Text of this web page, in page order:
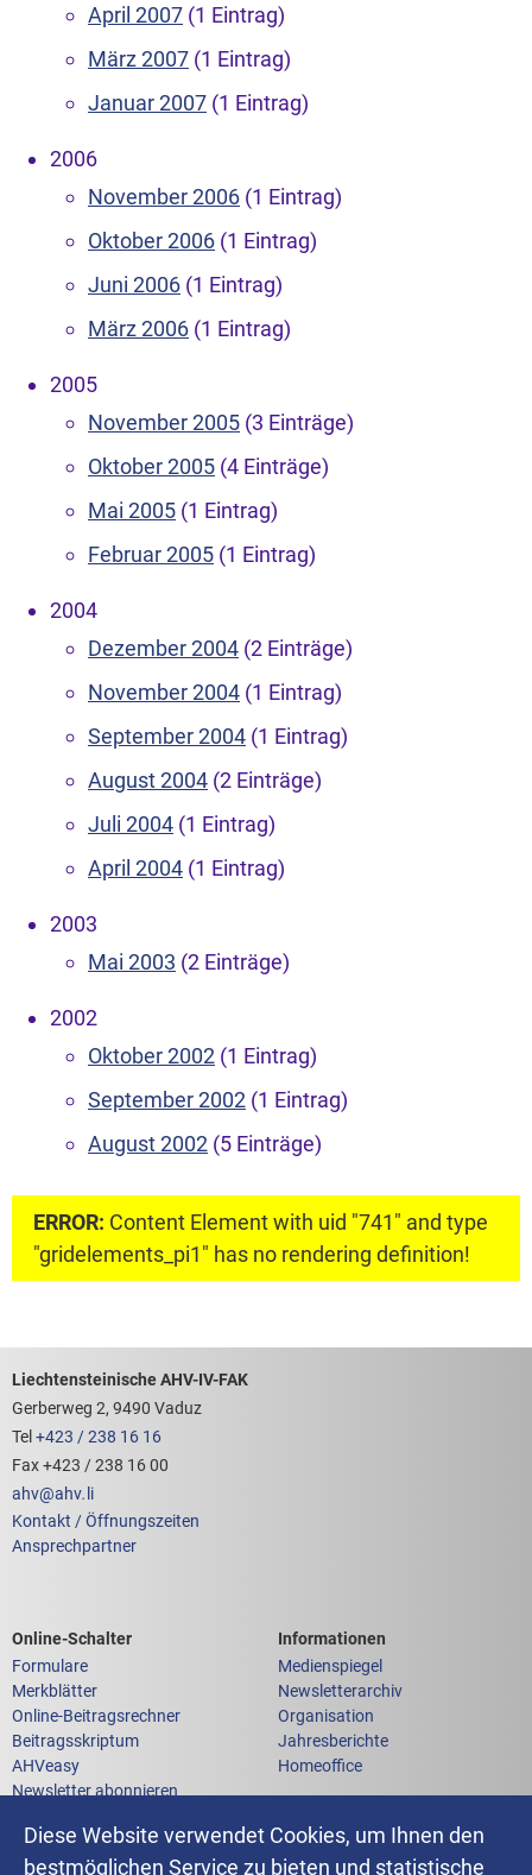
Diese Website verwendet Cookies, um Ihnen den
bestmöglichen Service zu bieten und statistische
April 2007 (1 Eintrag)
März 2007 (1 Eintrag)
Januar 2007 (1 Eintrag)
2006
November 2006 (1 Eintrag)
Oktober 2006 (1 Eintrag)
Juni 2006 (1 Eintrag)
März 2006 (1 Eintrag)
2005
November 2005 (3 Einträge)
Oktober 2005 (4 Einträge)
Mai 2005 (1 Eintrag)
Februar 2005 (1 Eintrag)
2004
Dezember 2004 (2 Einträge)
November 2004 (1 Eintrag)
September 2004 (1 Eintrag)
August 2004 (2 Einträge)
Juli 2004 (1 Eintrag)
April 2004 (1 Eintrag)
2003
Mai 2003 (2 Einträge)
2002
Oktober 2002 (1 Eintrag)
September 2002 (1 Eintrag)
August 2002 (5 Einträge)
ERROR: Content Element with uid "741" and type
"gridelements_pi1" has no rendering definition!
Footerbereich mit hilfreichen Links
Liechtensteinische AHV-IV-FAK
Gerberweg 2, 9490 Vaduz
Tel +423 / 238 16 16
Fax +423 / 238 16 00
ahv@ahv. li
Kontakt / Öffnungszeiten
Ansprechpartner
Links zum
Online-Schalter
Formulare
Merkblätter
Online-Beitragsrechner
Beitragsskriptum
AHVeasy
Newsletter abonnieren
Links zu weiteren
Informationen
Medienspiegel
Newsletterarchiv
Organisation
Jahresberichte
Homeoffice